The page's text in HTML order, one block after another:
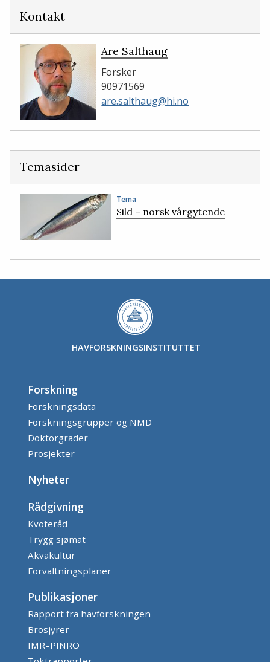
Kontakt
Are Salthaug
Forsker
90971569
are.salthaug@hi.no
Temasider
Tema
Sild – norsk vårgytende
HAVFORSKNINGSINSTITUTTET
Forskning
Forskningsdata
Forskningsgrupper og NMD
Doktorgrader
Prosjekter
Nyheter
Rådgivning
Kvoteråd
Trygg sjømat
Akvakultur
Forvaltningsplaner
Publikasjoner
Rapport fra havforskningen
Brosjyrer
IMR–PINRO